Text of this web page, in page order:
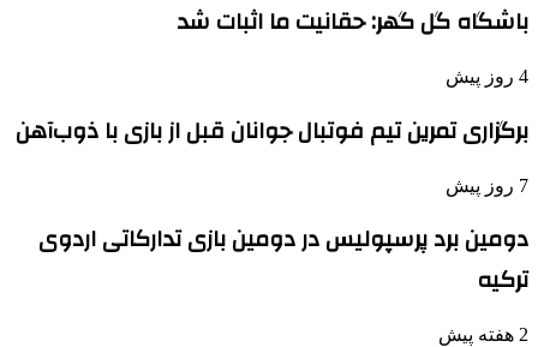
باشگاه گل گهر: حقانیت ما اثبات شد
4 روز پیش
برگزاری تمرین تیم فوتبال جوانان قبل از بازی با ذوب‌آهن
7 روز پیش
دومین برد پرسپولیس در دومین بازی تدارکاتی اردوی
ترکیه
2 هفته پیش